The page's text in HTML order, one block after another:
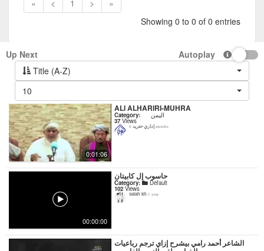
« < 1 >
»
Showing 0 to 0 of 0 entries
Up Next
Autoplay
Title (A-Z)
10
0:01:06
ALI ALHARIRI-MUHRA
Category: اليمن
37Views
إداري-تغريد 6 months
00:00:00
حاسوب إل كابيتان
Category: Default
102 Views
salah kh 1 year
‏الشاعر أحمد رامي بيشرح إزاي ترجم رباعيات